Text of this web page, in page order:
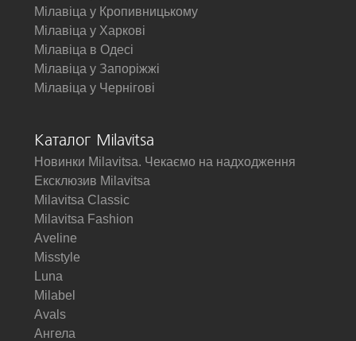
Мілавіца у Кропивницькому
Мілавіца у Харкові
Мілавіца в Одесі
Мілавіца у Запоріжжі
Мілавіца у Чернігові
Каталог Milavitsa
Новинки Milavitsa. Чекаємо на надходження
Ексклюзив Milavitsa
Milavitsa Classic
Milavitsa Fashion
Aveline
Misstyle
Luna
Milabel
Avals
Ангела